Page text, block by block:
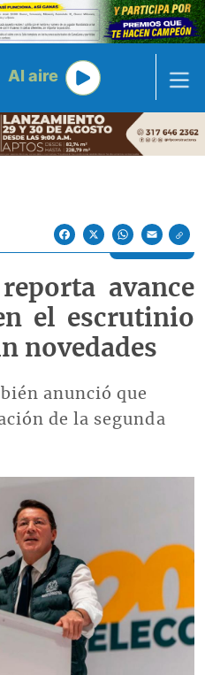
Al aire
FacebookX WhatsAppEmail
avance
el escrutinio
novedades
anunció que
de la segunda